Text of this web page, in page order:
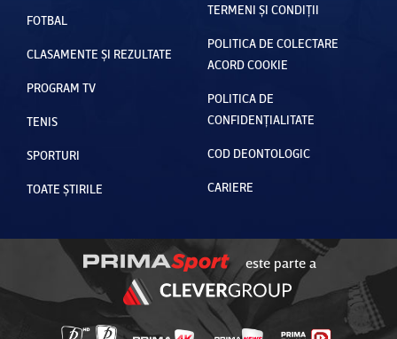
FOTBAL
CLASAMENTE ȘI REZULTATE
PROGRAM TV
TENIS
SPORTURI
TOATE ȘTIRILE
TERMENI ȘI CONDIȚII
POLITICA DE COLECTARE
ACORD COOKIE
POLITICA DE
CONFIDENȚIALITATE
COD DEONTOLOGIC
CARIERE
este parte a